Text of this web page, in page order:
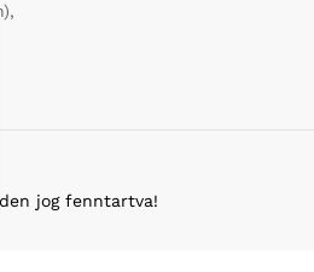
jog fenntartva!